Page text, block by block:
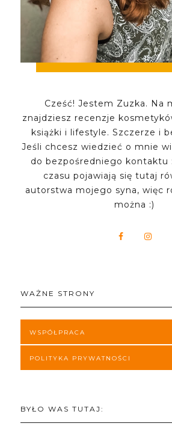
Cześć! Jestem Zuzka. Na
znajdziesz recenzje
książki i lifestyle. Szczerze i
Jeśli chcesz wiedzieć o mnie
do bezpośredniego kontaktu
czasu pojawiają się tutaj
autorstwa mojego syna, więc
można :)
WAŻNE STRONY
WSPÓŁPRACA
POLITYKA PRYWATNOŚCI
BYŁO WAS TUTAJ: